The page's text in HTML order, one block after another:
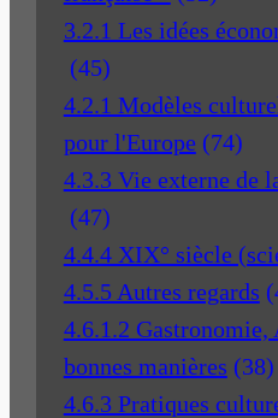
3.2.1 Les idées
(45)
4.2.1 Modèles
pour l'Europe (74)
4.3.3 Vie externe de
(47)
4.4.4 XIX° siècle
4.5.5 Autres regards
4.6.1.2 Gastronomie,
bonnes manières (38)
4.6.3 Pratiques